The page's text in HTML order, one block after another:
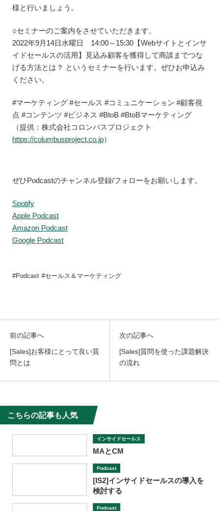
様と行いましょう。
○セミナーのご案内をさせていただきます。
2022年9月14日水曜日 14:00～15:30【Webサイトとインサ
イドセールスの活用】見込み顧客を獲得して商談までつな
げる方法とは？ というセミナーを行います。ぜひお申込み
ください。
#マーケティング #セールス #コミュニケーション #顧客視
点 #コンテンツ #ビジネス #BtoB #BtoBマーケティング
（提供：株式会社コロンバスプロジェクト
https://columbusproject.co.jp）
ぜひPodcastのチャンネル登録/フォローをお願いします。
Spotify
Apple Podcast
Amazon Podcast
Google Podcast
Podcast セールス＆マーケティング
前の記事へ
[Sales]お客様にとって良い質
問とは
次の記事へ
[Sales]質問を使った課題解決
の流れ
こちらの記事も人気
インサイドセールス
MAとCM
Podcast
[IS2]インサイドセールスの導入を
検討する
Podcast